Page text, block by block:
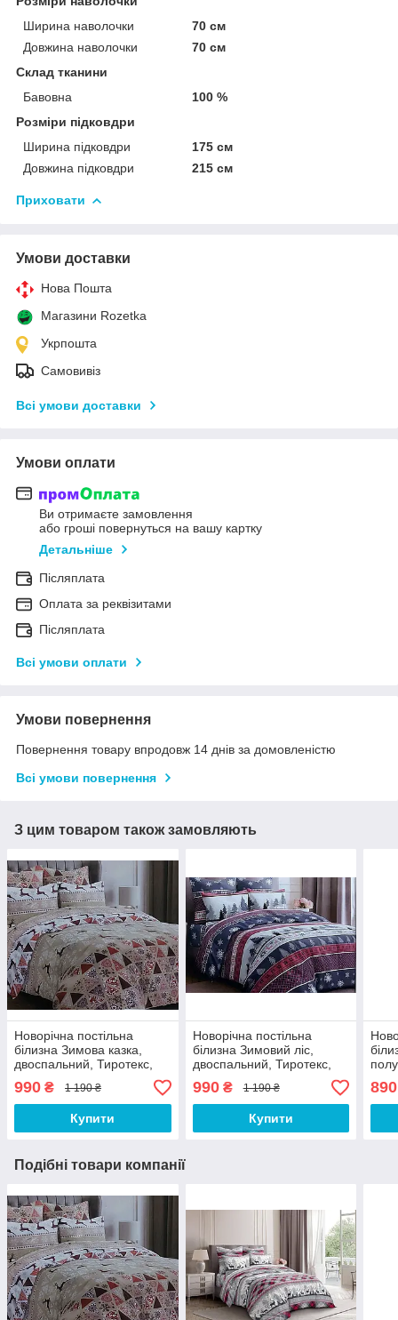
Ширина наволочки
70 см
Довжина наволочки
70 см
Склад тканини
Бавовна
100 %
Розміри підковдри
Ширина підковдри
175 см
Довжина підковдри
215 см
Приховати
Умови доставки
Нова Пошта
Магазини Rozetka
Укрпошта
Самовивіз
Всі умови доставки
Умови оплати
Ви отримаєте замовлення
або гроші повернуться на вашу картку
Детальніше
Післяплата
Оплата за реквізитами
Післяплата
Всі умови оплати
Умови повернення
Повернення товару впродовж 14 днів за домовленістю
Всі умови повернення
З цим товаром також замовляють
Новорічна постільна
білизна Зимова казка,
двоспальний, Тиротекс,
990 ₴ 1 190 ₴
Купити
Новорічна постільна
білизна Зимовий ліс,
двоспальний, Тиротекс,
990₴ 1 190 ₴
Купити
890
Подібні товари компанії